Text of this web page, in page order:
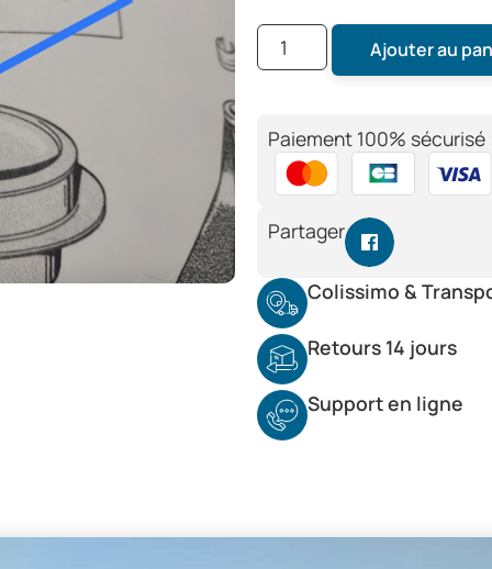
Ajouter au
Paiement 100% sécurisé
Partager
Colissimo &
Retours 14 jours
Support en ligne